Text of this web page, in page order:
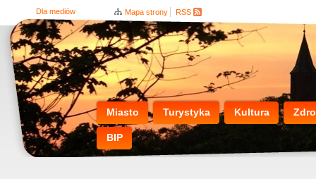
Dla mediów Mapa strony RSS
Miasto Turystyka Kultura
BIP